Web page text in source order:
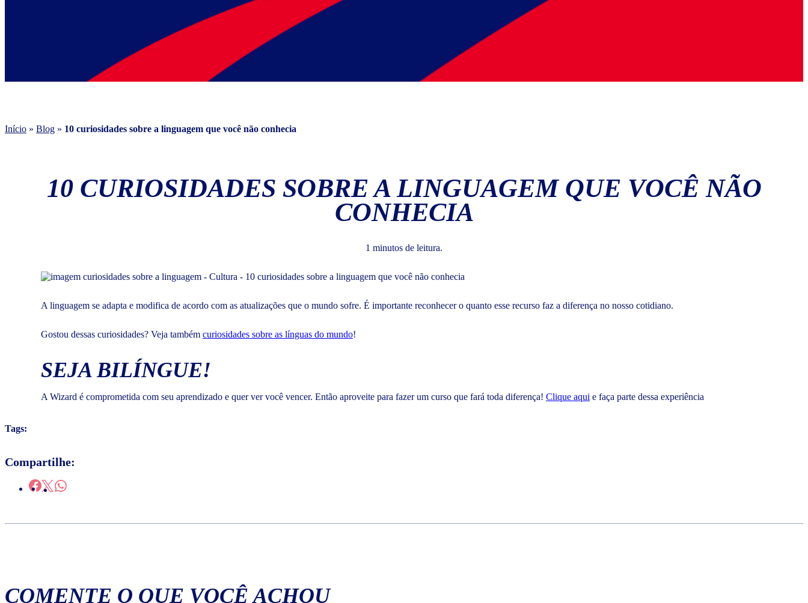
Início » Blog » 10 curiosidades sobre a linguagem que você não conhecia
10 CURIOSIDADES SOBRE A LINGUAGEM QUE VOCÊ NÃO
CONHECIA
1 minutos de leitura.
A linguagem se adapta e modifica de acordo com as atualizações que o mundo sofre. É importante reconhecer o quanto esse recurso faz a diferença no nosso cotidiano.
Gostou dessas curiosidades? Veja também curiosidades sobre as línguas do mundo!
SEJA BILÍNGUE!
A Wizard é comprometida com seu aprendizado e quer ver você vencer. Então aproveite para fazer um curso que fará toda diferença! Clique aqui e faça parte dessa experiência
Tags:
Compartilhe:
COMENTE O QUE VOCÊ ACHOU